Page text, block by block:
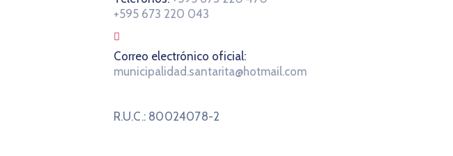
+595 673 220 043
Correo electrónico oficial:
municipalidad.santarita@hotmail.com
R.U.C.: 80024078-2